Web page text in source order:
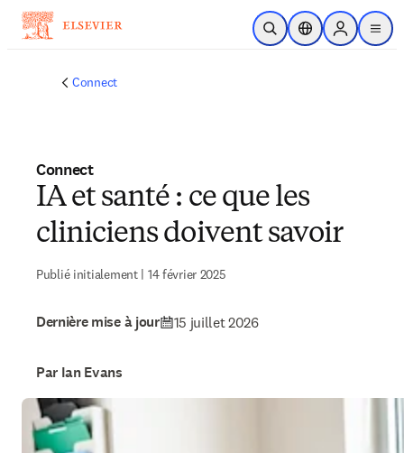
Passer au contenu principal
Ouvrir la recherche
Sélecteur de
Sign in to
menu
Connect
Connect
IA et santé : ce que les
cliniciens doivent savoir
Publié initialement | 14 février 2025
Dernière mise à jour 15 juillet 2026
Par Ian Evans